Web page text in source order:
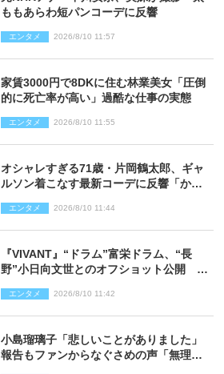
ももあらわ短パンコーデに反響
エンタメ 2026/8/10 11:57
家賃3000円で8DKに住む林業美女「圧倒
的に死亡率が高い」過酷な仕事の実態
エンタメ 2026/8/10 11:55
オシャレすぎる71歳・片岡鶴太郎、ギャ
ルソン着こなす最新コーデに反響「かっ
エンタメ 2026/8/10 11:44
『VIVANT』“ドラム”富栄ドラム、“長
野”小日向文世とのオフショット公開
エンタメ 2026/8/10 11:42
小島瑠璃子「悲しいことがありました」
報告もファンからなぐさめの声「無理し